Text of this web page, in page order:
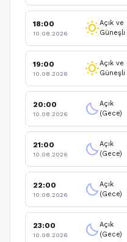
18:00
10.08.2026 wb_sunnyAçık ve
Güneşli
19:00
10.08.2026 wb_sunnyAçık ve
Güneşli
20:00
10.08.2026 clear_nightAçık
(Gece)
21:00
10.08.2026 clear_nightAçık
(Gece)
22:00
10.08.2026 clear_nightAçık
(Gece)
23:00
10.08.2026 clear_nightAçık
(Gece)